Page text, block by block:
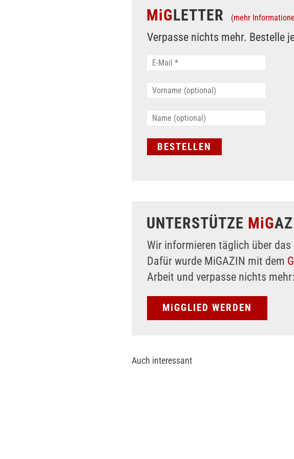
MiGLETTER (mehr
Verpasse nichts mehr. Bestelle
UNTERSTÜTZE MiG
Wir informieren täglich über
Dafür wurde MiGAZIN mit dem
Arbeit und verpasse nichts mehr:
MiGGLIED WERDEN
Auch interessant